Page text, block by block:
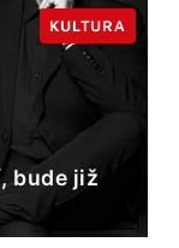
bude již
KULTURA